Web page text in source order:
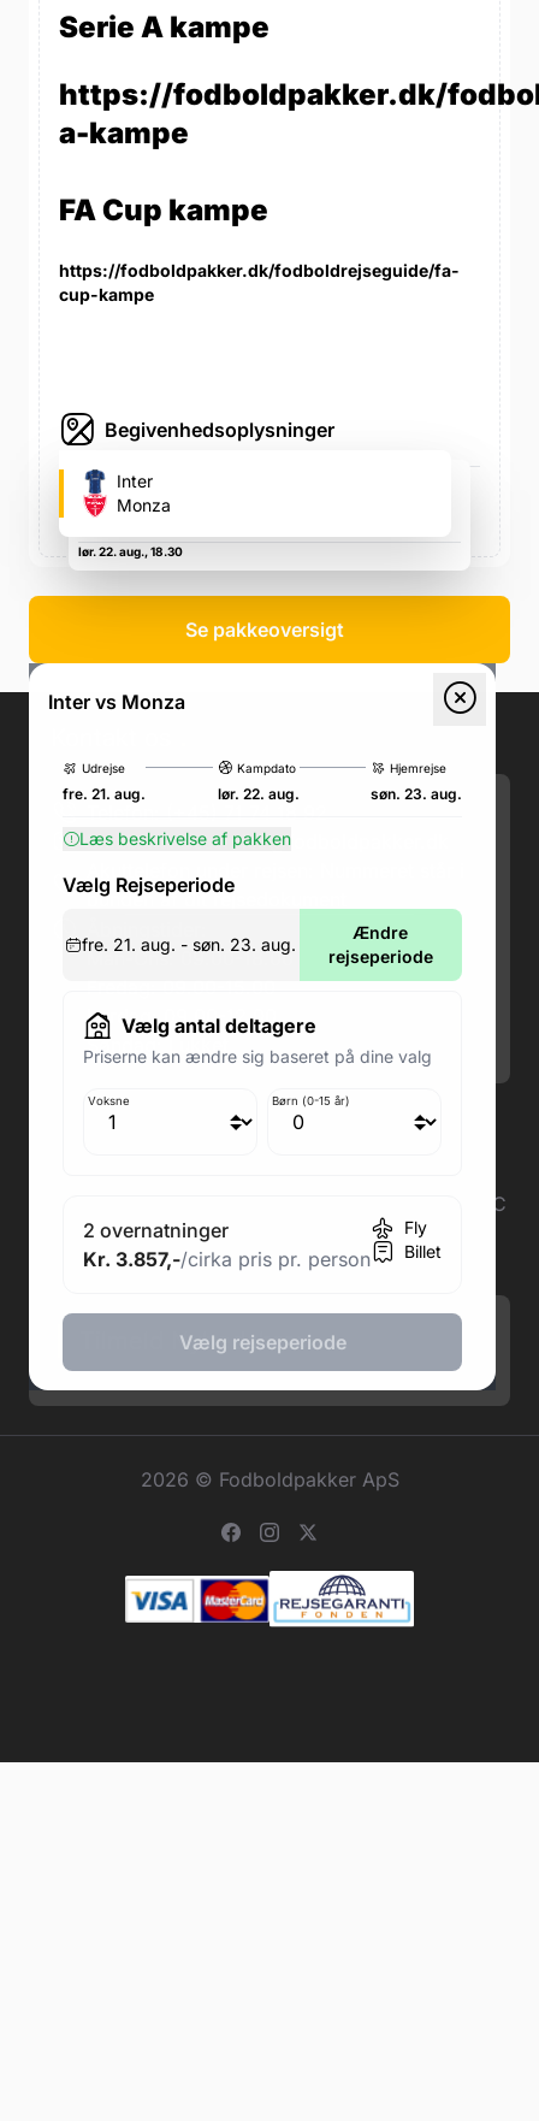
Serie A kampe
https://fodboldpakker.dk/
a-kampe
FA Cup kampe
https://fodboldpakker.dk/fodboldrejseguide/fa-
cup-kampe
Begivenhedsoplysninger
Stadio Giuseppe Meazza (Inter's
fodboldstadion)
lør. 22. aug., 18.30
Inter
Monza
Se pakkeoversigt
Inter vs Monza
Udrejse
fre. 21. aug.
Kampdato
lør. 22. aug.
Hjemrejse
søn. 23. aug.
Læs beskrivelse af pakken
Vælg Rejseperiode
fre. 21. aug. - søn. 23. aug.
Ændre
rejseperiode
Vælg antal deltagere
Priserne kan ændre sig baseret på dine valg
Voksne Børn (0-15 år)
2 overnatninger
Kr. 3.857,-/cirka pris pr. person
Fly
Billet
Vælg rejseperiode
Email:kundeservice@fodboldpakker.dk
bunden af dit rejsedokument
Man-Ons: 09.00-18.00
Lørdag: 09.00-12.00
Søndag: Lukket
Adresse butik: Fodboldpakker ApS Rosendal 1C
Adresse kontor: Fodboldpakker ApS Rosendal 1C
2860 Søborg
CVR: 41967218
Tilmeld Nyhedsbrev.
2026 © Fodboldpakker ApS